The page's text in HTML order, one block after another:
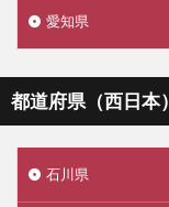
愛知県
都道府県（西日本）
石川県